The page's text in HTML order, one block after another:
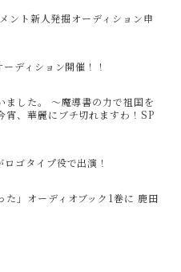
ント新人発掘オーディション申
ディション開催！！
した。 ～魔導書の力で祖国を
宵、華麗にブチ切れますわ！SP
ゴタイプ役で出演！
た」オーディオブック1巻に 鹿田